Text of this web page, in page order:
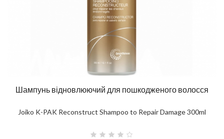
Шампунь відновлюючий для пошкодженого волосся
Joiko K-PAK Reconstruct Shampoo to Repair Damage 300ml